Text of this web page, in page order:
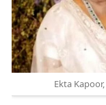
Ekta